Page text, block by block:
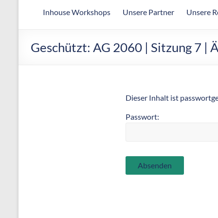
Inhouse Workshops Unsere Partner Unsere
Geschützt: AG 2060 | Sitzung 7 |
Dieser Inhalt ist
Passwort: